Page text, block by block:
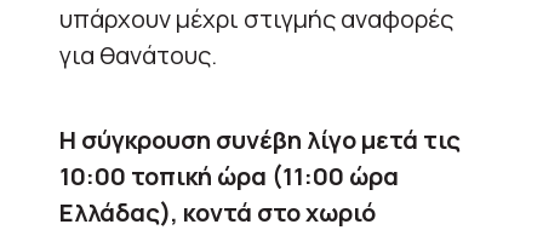
υπάρχουν μέχρι στιγμής αναφορές
για θανάτους.
Η σύγκρουση συνέβη λίγο μετά τις
10:00 τοπική ώρα (11:00 ώρα
Ελλάδας), κοντά στο χωριό